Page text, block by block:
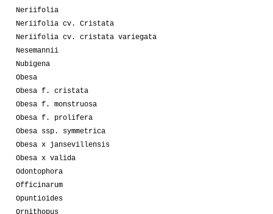
Neriifolia
Neriifolia cv. Cristata
Neriifolia cv. cristata variegata
Nesemannii
Nubigena
Obesa
Obesa f. cristata
Obesa f. monstruosa
Obesa f. prolifera
Obesa ssp. symmetrica
Obesa x jansevillensis
Obesa x valida
Odontophora
Officinarum
Opuntioides
Ornithopus